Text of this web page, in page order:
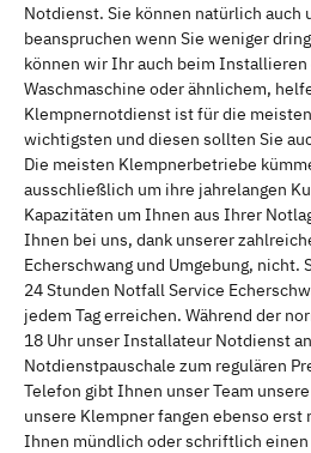
Notdienst. Sie können natürlich auch
beanspruchen wenn Sie weniger
können wir Ihr auch beim Installieren
Waschmaschine oder ähnlichem,
Klempnernotdienst ist für die
wichtigsten und diesen sollten Sie
Die meisten Klempnerbetriebe
ausschließlich um ihre jahrelangen
Kapazitäten um Ihnen aus Ihrer
Ihnen bei uns, dank unserer
Echerschwang und Umgebung, nicht.
24 Stunden Notfall Service
jedem Tag erreichen. Während der
18 Uhr unser Installateur Notdienst
Notdienstpauschale zum regulären
Telefon gibt Ihnen unser Team
unsere Klempner fangen ebenso erst
Ihnen mündlich oder schriftlich